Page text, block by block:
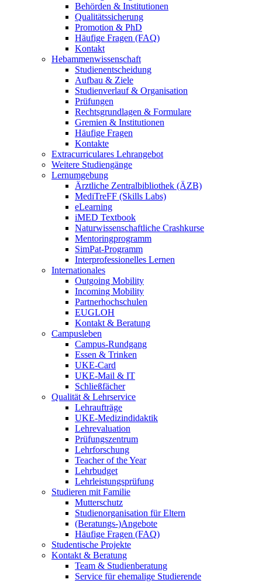
Behörden & Institutionen
Qualitätssicherung
Promotion & PhD
Häufige Fragen (FAQ)
Kontakt
Hebammenwissenschaft
Studienentscheidung
Aufbau & Ziele
Studienverlauf & Organisation
Prüfungen
Rechtsgrundlagen & Formulare
Gremien & Institutionen
Häufige Fragen
Kontakte
Extracurriculares Lehrangebot
Weitere Studiengänge
Lernumgebung
Ärztliche Zentralbibliothek (ÄZB)
MediTreFF (Skills Labs)
eLearning
iMED Textbook
Naturwissenschaftliche Crashkurse
Mentoringprogramm
SimPat-Programm
Interprofessionelles Lernen
Internationales
Outgoing Mobility
Incoming Mobility
Partnerhochschulen
EUGLOH
Kontakt & Beratung
Campusleben
Campus-Rundgang
Essen & Trinken
UKE-Card
UKE-Mail & IT
Schließfächer
Qualität & Lehrservice
Lehraufträge
UKE-Medizindidaktik
Lehrevaluation
Prüfungszentrum
Lehrforschung
Teacher of the Year
Lehrbudget
Lehrleistungsprüfung
Studieren mit Familie
Mutterschutz
Studienorganisation für Eltern
(Beratungs-)Angebote
Häufige Fragen (FAQ)
Studentische Projekte
Kontakt & Beratung
Team & Studienberatung
Service für ehemalige Studierende